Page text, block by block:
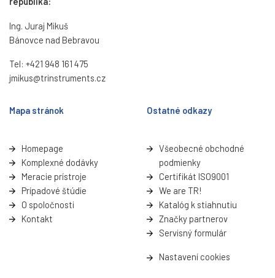
Ing. Juraj Mikuš
Bánovce nad Bebravou
Tel: +421 948 161 475
jmikus@trinstruments.cz
Mapa stránok
Homepage
Komplexné dodávky
Meracie prístroje
Prípadové štúdie
O spoločnosti
Kontakt
Ostatné odkazy
Všeobecné obchodné
podmienky
Certifikát ISO9001
We are TR!
Katalóg k stiahnutiu
Značky partnerov
Servisný formulár
Nastavení cookies